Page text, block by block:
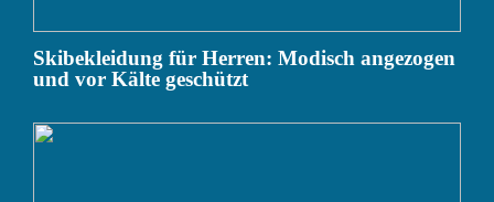
Skibekleidung für Herren: Modisch angezogen
und vor Kälte geschützt